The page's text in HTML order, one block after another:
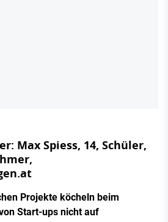
Max Spiess, 14, Schüler,
Projekte köcheln beim
Start-ups nicht auf